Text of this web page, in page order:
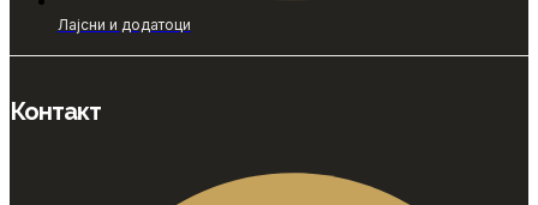
Лајсни и додатоци
Контакт